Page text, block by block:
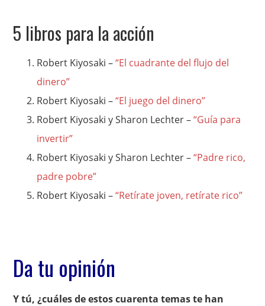
5 libros para la acción
Robert Kiyosaki –“El cuadrante del flujo del
dinero”
Robert Kiyosaki –“El juego del dinero”
Robert Kiyosaki y Sharon Lechter –“Guía para
invertir”
Robert Kiyosaki y Sharon Lechter –“Padre rico,
padre pobre”
Robert Kiyosaki –“Retírate joven, retírate rico”
Da tu opinión
Y tú, ¿cuáles de estos cuarenta temas te han